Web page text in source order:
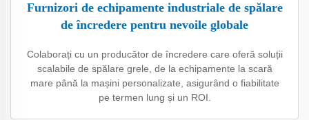
Furnizori de echipamente industriale de spălare
de încredere pentru nevoile globale
Colaborați cu un producător de încredere care oferă soluții
scalabile de spălare grele, de la echipamente la scară
mare până la mașini personalizate, asigurând o fiabilitate
pe termen lung și un ROI.